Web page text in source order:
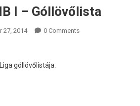
I – Góllövőlista
27, 2014 0 Comments
góllövőlistája: